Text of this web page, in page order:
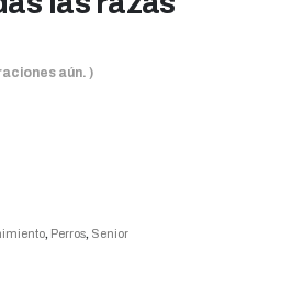
aún. )
, Perros, Senior